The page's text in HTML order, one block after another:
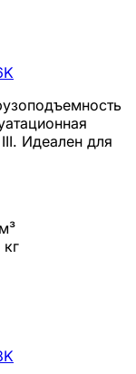
Идеален для
м³
кг